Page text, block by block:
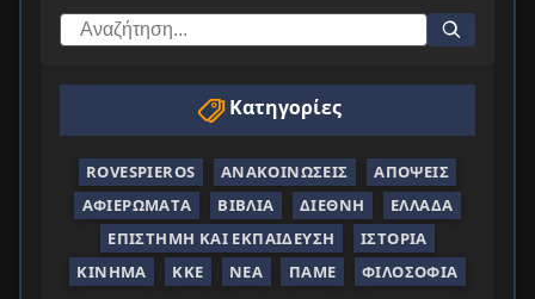
Κατηγορίες
ROVESPIEROS ΑΝΑΚΟΙΝΏΣΕΙΣ
ΑΠΌΨΕΙΣ
ΑΦΙΕΡΏΜΑΤΑ
ΒΙΒΛΊΑ ΔΙΕΘΝΉ
ΕΛΛΆΔΑ
ΕΠΙΣΤΉΜΗ ΚΑΙ ΕΚΠΑΊΔΕΥΣΗ
ΙΣΤΟΡΊΑ
ΚΊΝΗΜΑ
ΚΚΕ ΝΈΑ ΠΑΜΕ ΦΙΛΟΣΟΦΊΑ